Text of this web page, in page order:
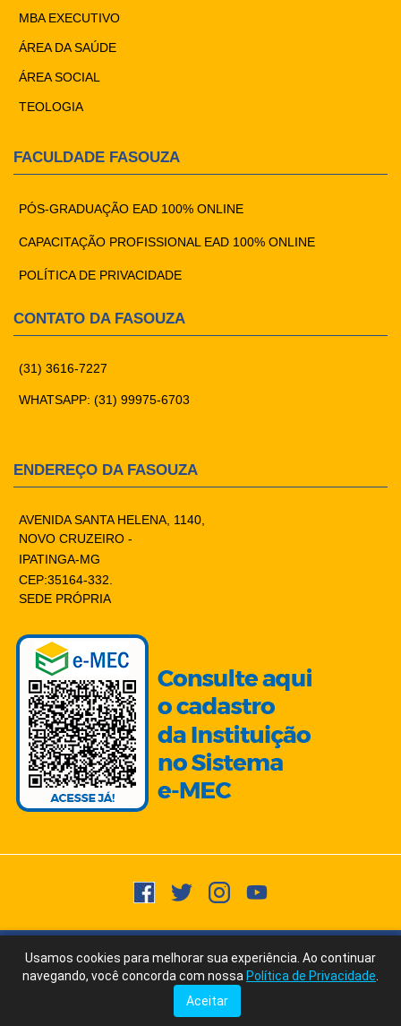
MBA EXECUTIVO
ÁREA DA SAÚDE
ÁREA SOCIAL
TEOLOGIA
FACULDADE FASOUZA
PÓS-GRADUAÇÃO EAD 100% ONLINE
CAPACITAÇÃO PROFISSIONAL EAD 100% ONLINE
POLÍTICA DE PRIVACIDADE
CONTATO DA FASOUZA
(31) 3616-7227
WHATSAPP: (31) 99975-6703
ENDEREÇO DA FASOUZA
AVENIDA SANTA HELENA, 1140,
NOVO CRUZEIRO -
IPATINGA-MG
CEP:35164-332.
SEDE PRÓPRIA
Copyright © 2015 -2026- Todos os direitos reservados. Usuários
Online:1632
Ícones/Imagens by Freepik | Fonte Texto: ChatGPT/AI Writer by Ubersuggest
Tudo posso naquele que me fortalece. Filipenses 4:13
Usamos cookies para melhorar sua experiência. Ao continuar
navegando, você concorda com nossa Política de Privacidade
Aceitar
Fale Conosco
via WhatsApp